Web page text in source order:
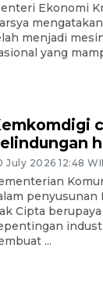
Ekonomi
menjadi
yang
July 2026 12:48
penyusunan
Cipta
...